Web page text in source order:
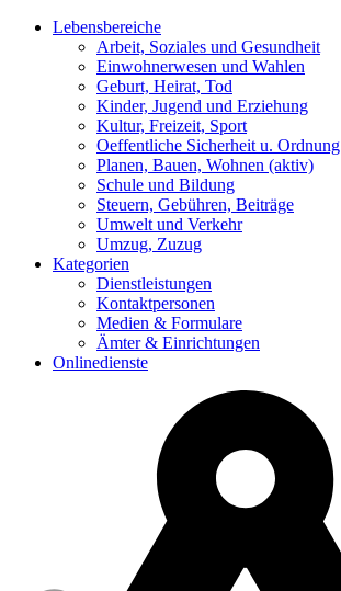
Lebensbereiche
Arbeit, Soziales und Gesundheit
Einwohnerwesen und Wahlen
Geburt, Heirat, Tod
Kinder, Jugend und Erziehung
Kultur, Freizeit, Sport
Oeffentliche Sicherheit u. Ordnung
Planen, Bauen, Wohnen (aktiv)
Schule und Bildung
Steuern, Gebühren, Beiträge
Umwelt und Verkehr
Umzug, Zuzug
Kategorien
Dienstleistungen
Kontaktpersonen
Medien & Formulare
Ämter & Einrichtungen
Onlinedienste